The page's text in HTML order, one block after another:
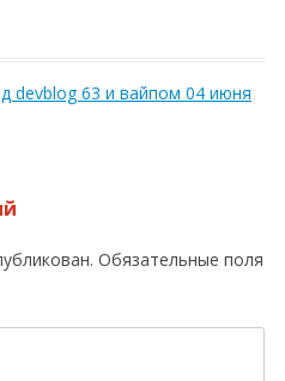
devblog 63 и вайпом 04 июня
Обязательные поля